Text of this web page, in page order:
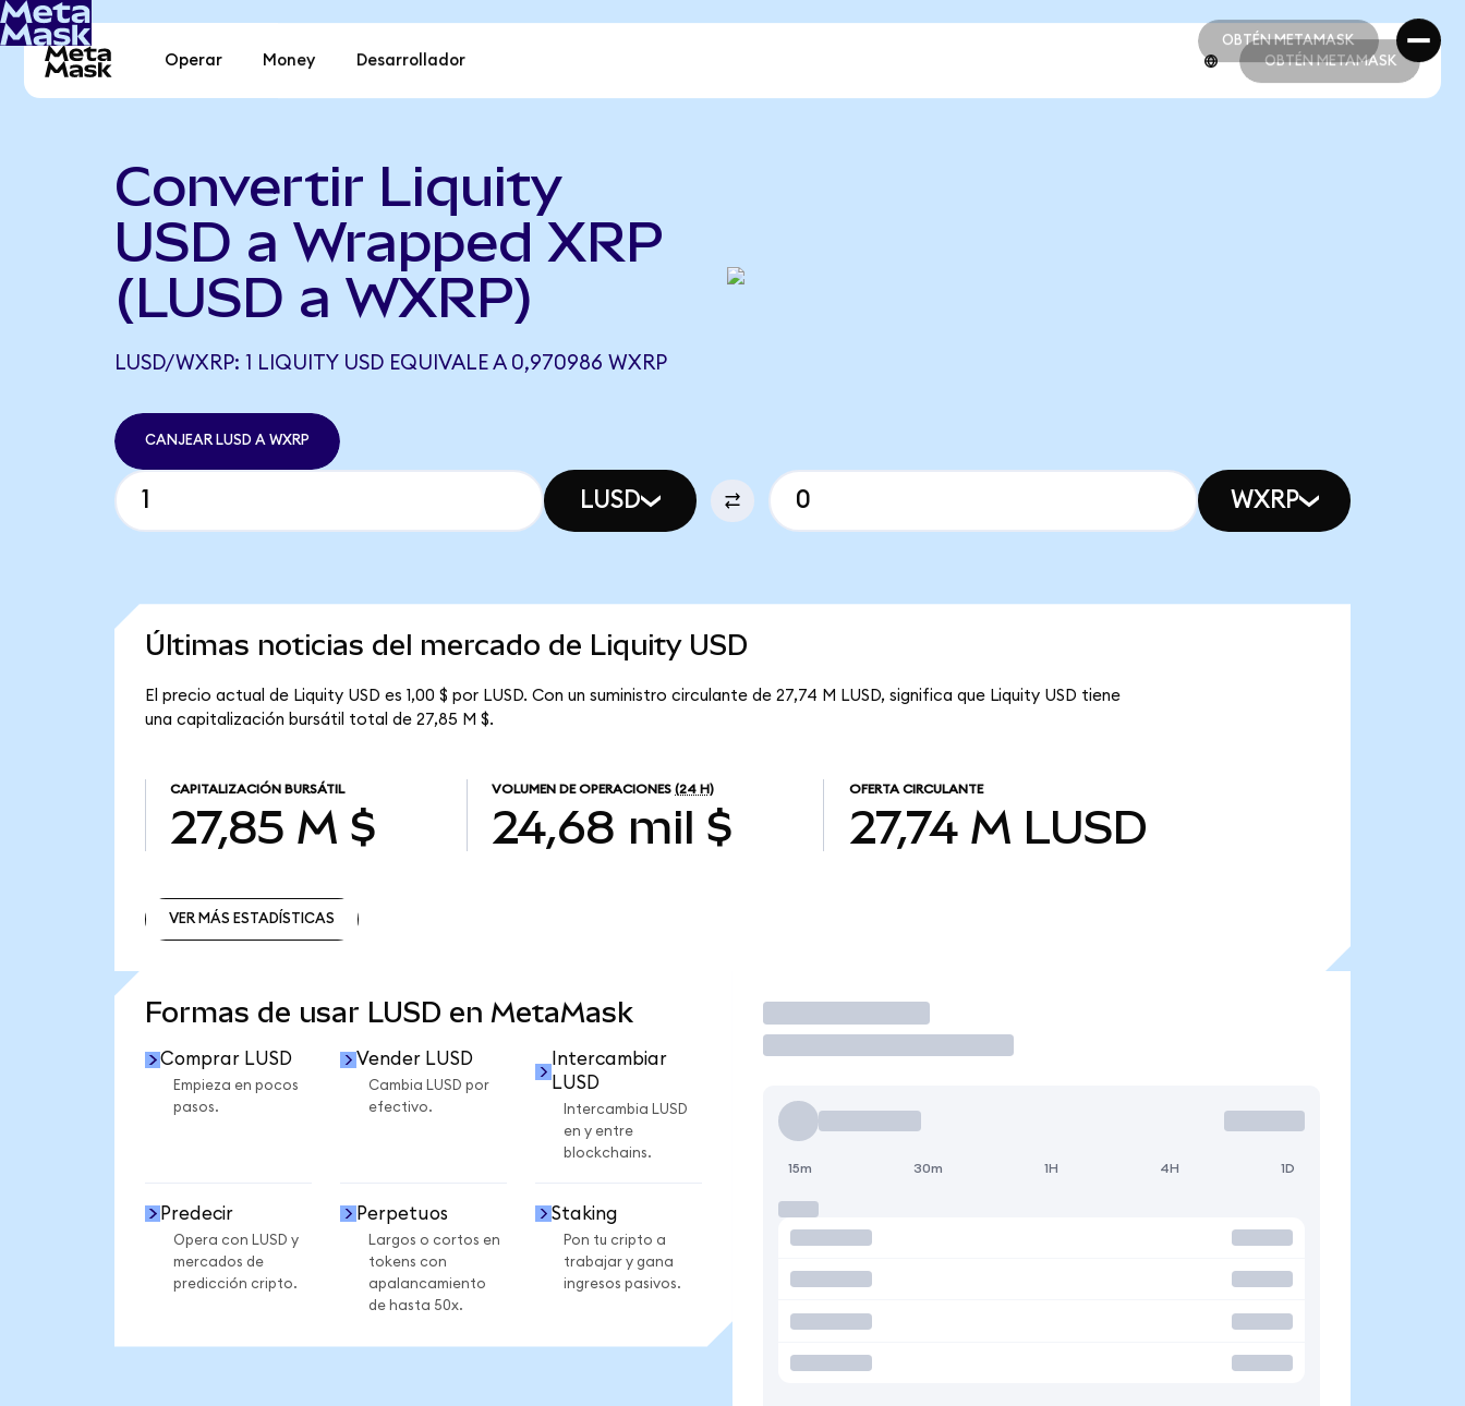
OBTÉN METAMASK
OBTÉN METAMASK
Operar Money Desarrollador OBTÉN METAMASK
Convertir Liquity
USD a Wrapped XRP
(LUSD a WXRP)
LUSD/WXRP: 1 LIQUITY USD EQUIVALE A 0,970986 WXRP
CANJEAR LUSD A WXRP
LUSD WXRP
Últimas noticias del mercado de Liquity USD
El precio actual de Liquity USD es 1,00 $ por LUSD. Con un suministro circulante de 27,74 M LUSD, significa que Liquity USD tiene
una capitalización bursátil total de 27,85 M $.
CAPITALIZACIÓN BURSÁTIL
27,85 M $
VOLUMEN DE OPERACIONES (24 H)
24,68 mil $
OFERTA CIRCULANTE
27,74 M LUSD
VER MÁS ESTADÍSTICAS
Formas de usar LUSD en MetaMask
Comprar LUSD
Empieza en pocos
pasos.
Vender LUSD
Cambia LUSD por
efectivo.
Intercambiar
LUSD
Intercambia LUSD
en y entre
blockchains.
Predecir
Opera con LUSD y
mercados de
predicción cripto.
Perpetuos
Largos o cortos en
tokens con
apalancamiento
de hasta 50x.
Staking
Pon tu cripto a
trabajar y gana
ingresos pasivos.
Operar
15m 30m 1H 4H 1D